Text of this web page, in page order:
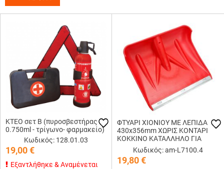
ΚΤΕΟ σετ Β (πυροσβεστήρας
0.750ml - τρίγωνο- φαρμακείο)
Κωδικός: 128.01.03
19,00€
Εξαντλήθηκε & Αναμένεται
ΦΤΥΑΡΙ ΧΙΟΝΙΟΥ ΜΕ ΛΕΠΙΔΑ
430x356mm ΧΩΡΙΣ ΚΟΝΤΑΡΙ
ΚΟΚΚΙΝΟ ΚΑΤΑΛΛΗΛΟ ΓΙΑ
ΚΟΝΤΑΡΙ L7100.7 LAMPA - 1
Κωδικός: am-L7100.4
19,80€